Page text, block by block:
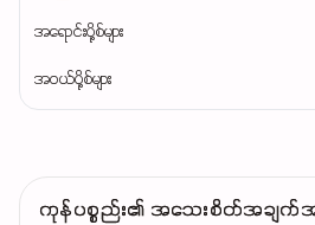
အရောင်းပို့စ်များ
အဝယ်ပို့စ်များ
ကုန်ပစ္စည်း၏ အသေးစိတ်အချက်အ